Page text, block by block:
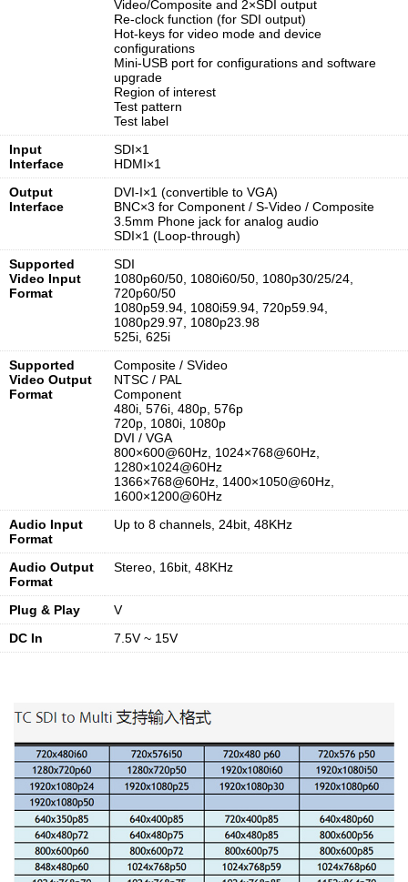
Video/Composite and 2×SDI output
Re-clock function (for SDI output)
Hot-keys for video mode and device
configurations
Mini-USB port for configurations and software
upgrade
Region of interest
Test pattern
Test label
Input
Interface
SDI×1
HDMI×1
Output
Interface
DVI-I×1 (convertible to VGA)
BNC×3 for Component / S-Video / Composite
3.5mm Phone jack for analog audio
SDI×1 (Loop-through)
Supported
Video Input
Format
SDI
1080p60/50, 1080i60/50, 1080p30/25/24,
720p60/50
1080p59.94, 1080i59.94, 720p59.94,
1080p29.97, 1080p23.98
525i, 625i
Supported
Video Output
Format
Composite / SVideo
NTSC / PAL
Component
480i, 576i, 480p, 576p
720p, 1080i, 1080p
DVI / VGA
800×600@60Hz, 1024×768@60Hz,
1280×1024@60Hz
1366×768@60Hz, 1400×1050@60Hz,
1600×1200@60Hz
Audio Input
Format
Up to 8 channels, 24bit, 48KHz
Audio Output
Format
Stereo, 16bit, 48KHz
Plug & Play
V
DC In
7.5V ~ 15V